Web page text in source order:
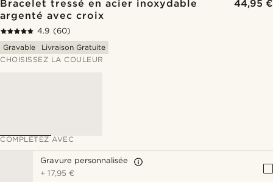
Bracelet tressé en acier inoxydable
argenté avec croix
44,95 €
4.9 (60)
Gravable
Livraison Gratuite
CHOISISSEZ LA COULEUR
COMPLÉTEZ AVEC
Gravure personnalisée
+17,95 €